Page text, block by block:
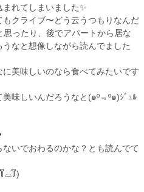
れてしまいました✨
クライブ〜どう云うつもりなんだ
なと想像しながら読んでました
美味しいのなら食べてみたいです
味しいんだろうなと(๑º﹃º๑)ｼﾞｭﾙ
いでおわるのかな？とも読んでて
⌓꒦ີ)